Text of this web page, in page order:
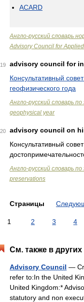
ACARD
Англо-русский словарь
Advisory Council for
19
advisory council for
Консультативный
геофизического года
Англо-русский словарь по
geophysical year
20
advisory council on
Консультативный
Англо-русский словарь по
preservations
Страницы
1 2 3 4
См. также в
Advisory Council —
refer to:In the United
United Kingdom:*
statutory and non